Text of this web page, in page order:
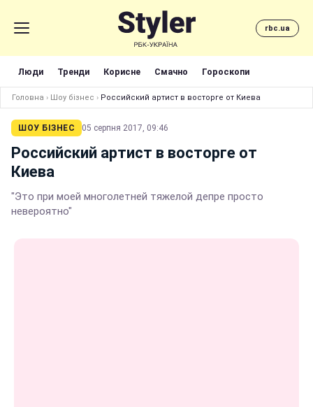
rbc.ua
Люди Тренди Корисне Смачно Гороскопи
Головна › Шоу бізнес › Российский артист в восторге от Киева
ШОУ БІЗНЕС 05 серпня 2017, 09:46
Российский артист в восторге от
Киева
"Это при моей многолетней тяжелой депре просто
невероятно"